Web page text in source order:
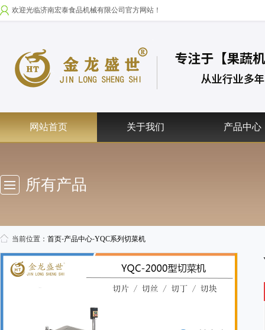
欢迎光临济南宏泰食品机械有限公司官方网站！
网站首页 关于我们 产品中心
所有产品
当前位置： 首页-产品中心-YQC系列切菜机